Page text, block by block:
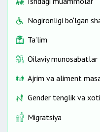
Nogironligi bo‘lgan
Ta’lim
Oilaviy munosabatlar
Ajrim va aliment
Gender tenglik va
Migratsiya